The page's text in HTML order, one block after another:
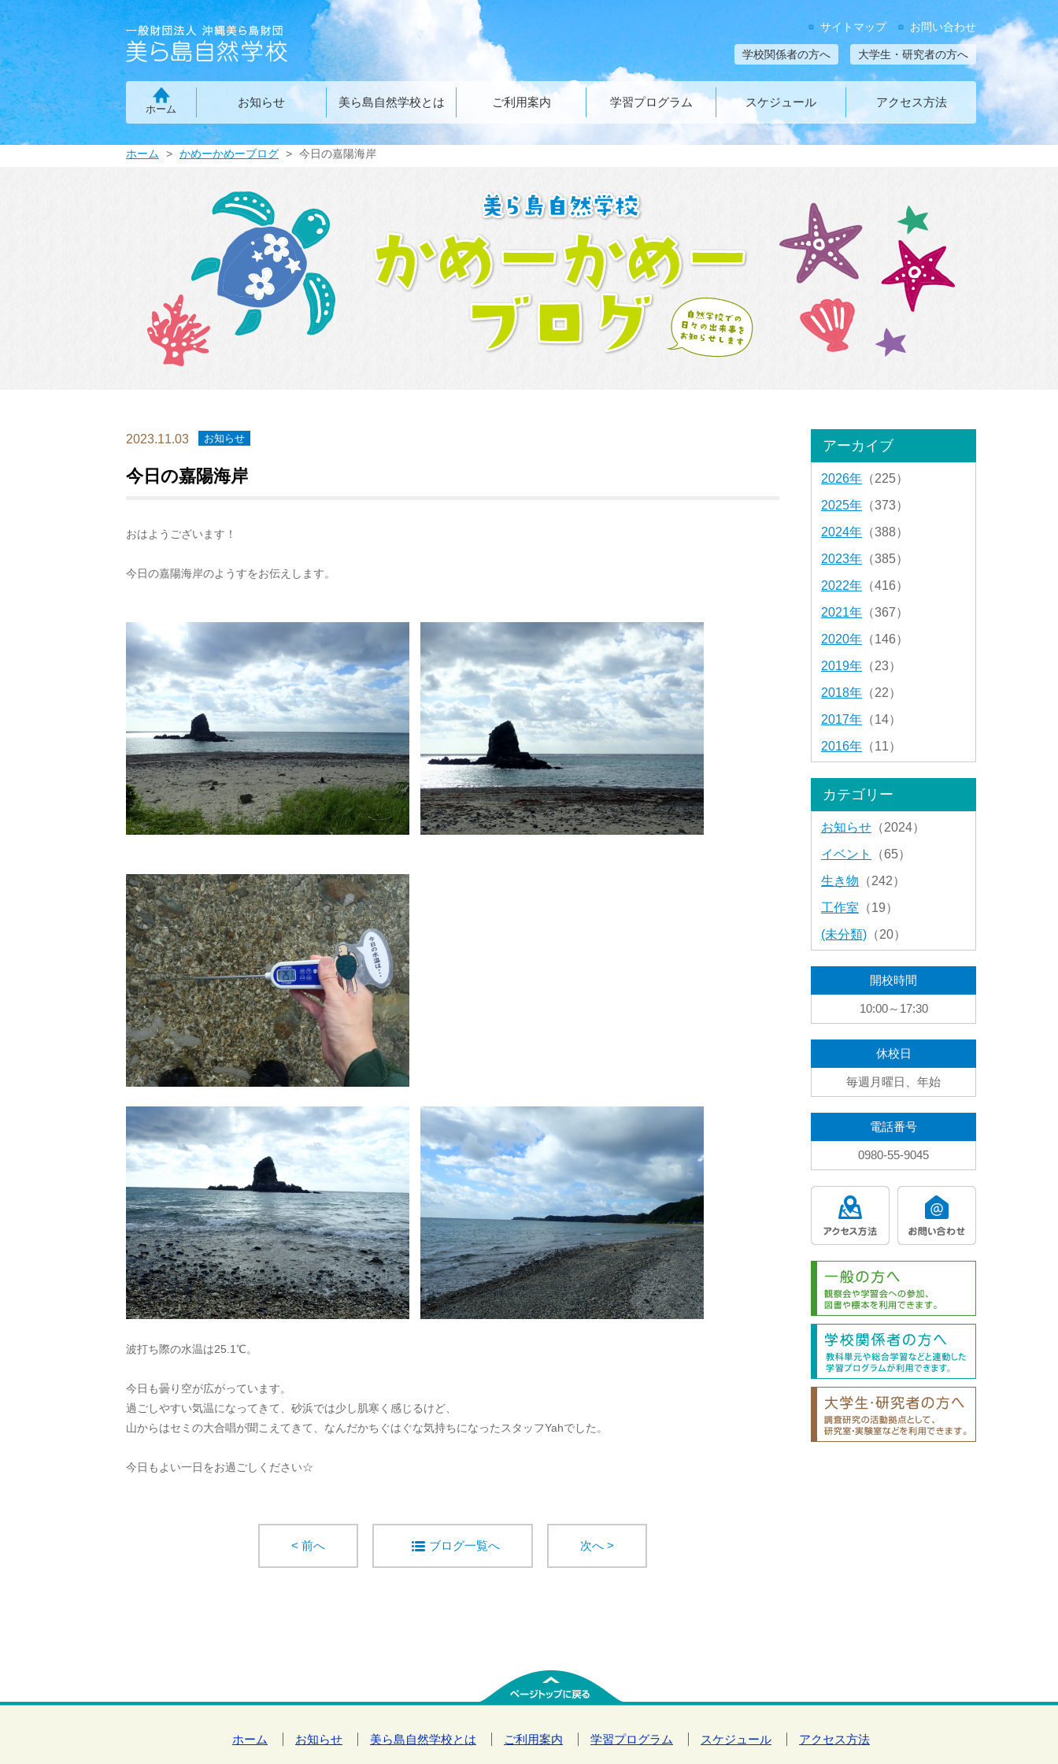
お問い合わせ
サイトマップ
大学生・研究者の方へ
学校関係者の方へ
ホーム
お知らせ 美ら島自然学校とは ご利用案内 学習プログラム スケジュール アクセス方法
ホーム かめーかめーブログ 今日の嘉陽海岸
2023.11.03 お知らせ
今日の嘉陽海岸
おはようございます！
今日の嘉陽海岸のようすをお伝えします。
波打ち際の水温は25.1℃。
今日も曇り空が広がっています。
過ごしやすい気温になってきて、砂浜では少し肌寒く感じるけど、
山からはセミの大合唱が聞こえてきて、なんだかちぐはぐな気持ちになったスタッフYahでした。
今日もよい一日をお過ごしください☆
< 前へ ブログ一覧へ 次へ >
アーカイブ
2026年 （225）
2025年 （373）
2024年 （388）
2023年 （385）
2022年 （416）
2021年 （367）
2020年 （146）
2019年 （23）
2018年 （22）
2017年 （14）
2016年 （11）
カテゴリー
お知らせ （2024）
イベント
（65）
生き物 （242）
工作室 （19）
(未分類) （20）
開校時間
10:00～17:30
休校日
毎週月曜日、年始
電話番号
0980-55-9045
ホーム お知らせ 美ら島自然学校とは ご利用案内 学習プログラム スケジュール アクセス方法